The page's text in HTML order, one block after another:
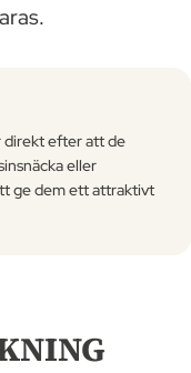
direkt efter att de
eller
ge dem ett attraktivt